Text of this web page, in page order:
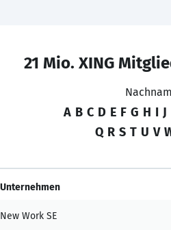
21 Mio. XING
A B C D E F G H I J
Q R S T U V
Unternehmen
New Work SE